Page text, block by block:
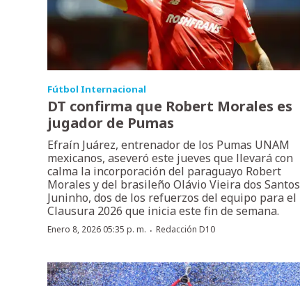
Fútbol Internacional
DT confirma que Robert Morales es
jugador de Pumas
Efraín Juárez, entrenador de los Pumas UNAM
mexicanos, aseveró este jueves que llevará con
calma la incorporación del paraguayo Robert
Morales y del brasileño Olávio Vieira dos Santos
Juninho, dos de los refuerzos del equipo para el
Clausura 2026 que inicia este fin de semana.
Enero 8, 2026 05:35 p. m. · Redacción D10